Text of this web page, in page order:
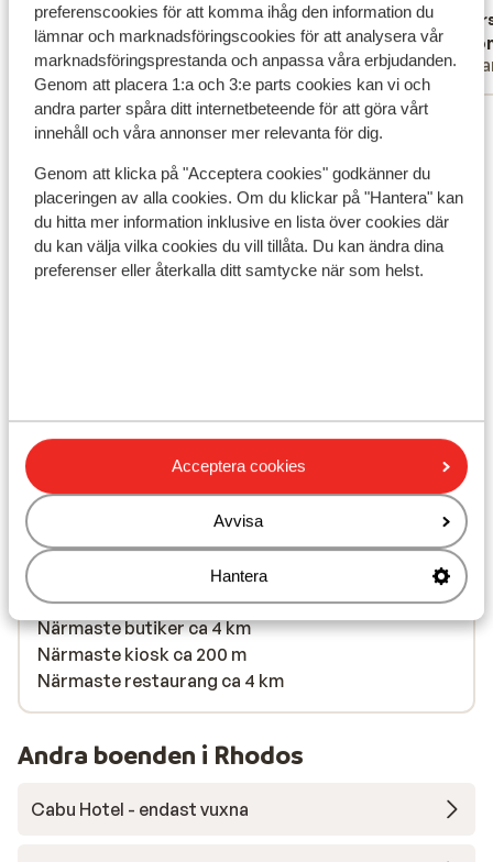
preferenscookies för att komma ihåg den information du
lämnar och marknadsföringscookies för att analysera vår
marknadsföringsprestanda och anpassa våra erbjudanden.
Genom att placera 1:a och 3:e parts cookies kan vi och
andra parter spåra ditt internetbeteende för att göra vårt
innehåll och våra annonser mer relevanta för dig.
Genom att klicka på "Acceptera cookies" godkänner du
placeringen av alla cookies. Om du klickar på "Hantera" kan
du hitta mer information inklusive en lista över cookies där
du kan välja vilka cookies du vill tillåta. Du kan ändra dina
preferenser eller återkalla ditt samtycke när som helst.
Acceptera cookies
Avvisa
Hantera
Anonym
Grupp
het
mij
dus
maar
Visa alla 165 omdömen
Läge
Visa på karta
I området
Vid stranden (kiselstenstrand, solstolar
(kostnadsfritt) , parasoll (kostnadsfritt) )
Avstånd till centrum: ca 4 km, rhodos stad är ca 8
Avstånd till flygplats ca 20 km
Avstånd till busshållplats ca 10 m
Avstånd till uttagsautomat (på boendet)
Närmaste butiker ca 4 km
Närmaste kiosk ca 200 m
Närmaste restaurang ca 4 km
Andra boenden i Rhodos
Cabu Hotel - endast vuxna